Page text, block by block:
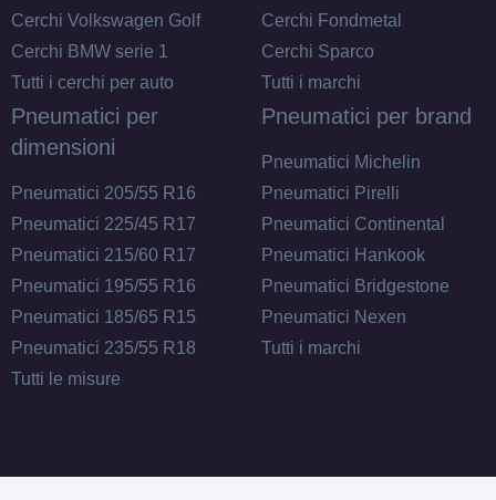
Cerchi Volkswagen Golf
Cerchi BMW serie 1
Tutti i cerchi per auto
Cerchi Fondmetal
Cerchi Sparco
Tutti i marchi
Pneumatici per
dimensioni
Pneumatici 205/55 R16
Pneumatici 225/45 R17
Pneumatici 215/60 R17
Pneumatici 195/55 R16
Pneumatici 185/65 R15
Pneumatici 235/55 R18
Tutti le misure
Pneumatici per brand
Pneumatici Michelin
Pneumatici Pirelli
Pneumatici Continental
Pneumatici Hankook
Pneumatici Bridgestone
Pneumatici Nexen
Tutti i marchi